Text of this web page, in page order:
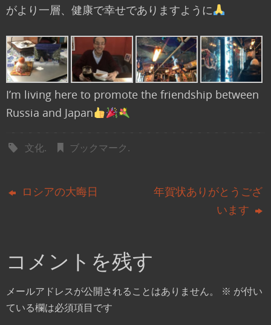
がより一層、健康で幸せでありますように
I’m living here to promote the friendship between
Russia and Japan
文化. ブックマーク.
ロシアの大晦日
年賀状ありがとうござ
います
コメントを残す
メールアドレスが公開されることはありません。 ※ が付い
ている欄は必須項目です